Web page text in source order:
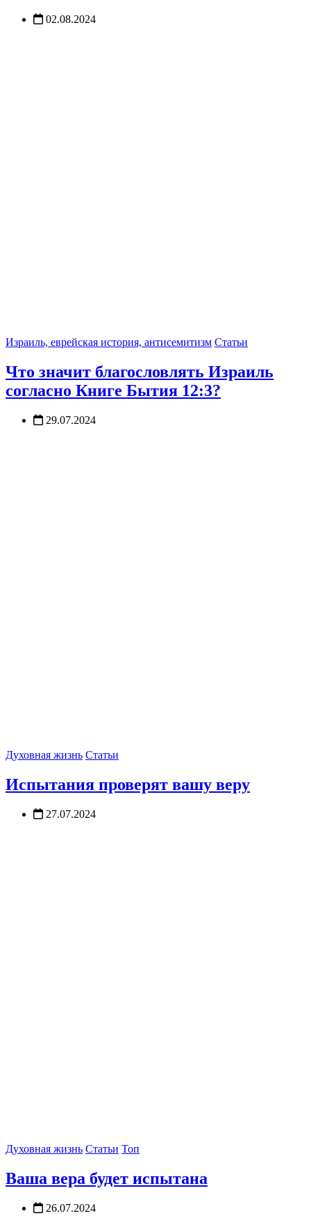
02.08.2024
Израиль, еврейская история, антисемитизм Статьи
Что значит благословлять Израиль
согласно Книге Бытия 12:3?
29.07.2024
Духовная жизнь Статьи
Испытания проверят вашу веру
27.07.2024
Духовная жизнь Статьи Топ
Ваша вера будет испытана
26.07.2024